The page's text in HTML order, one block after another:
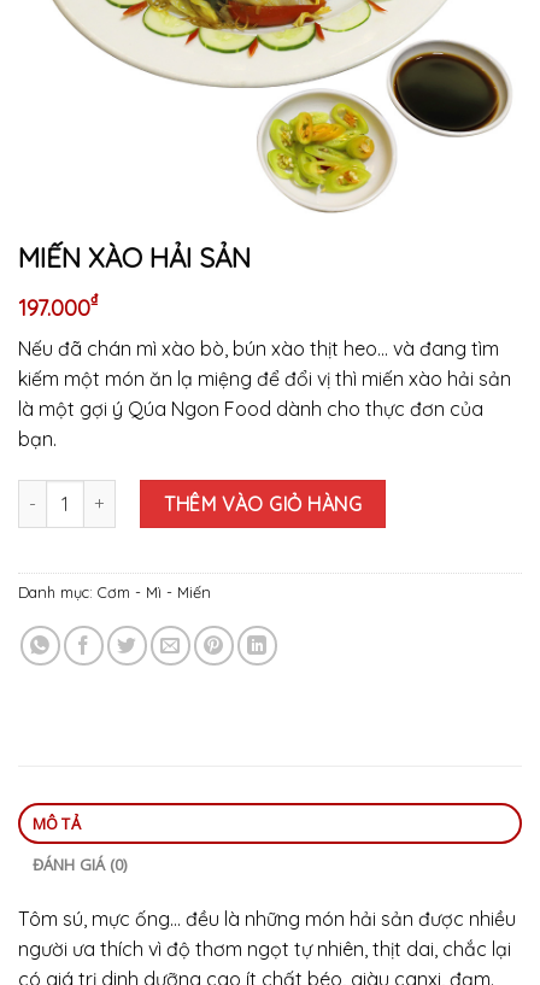
MIẾN XÀO HẢI SẢN
197.000₫
Nếu đã chán mì xào bò, bún xào thịt heo… và đang tìm
kiếm một món ăn lạ miệng để đổi vị thì miến xào hải sản
là một gợi ý Qúa Ngon Food dành cho thực đơn của
bạn.
MIẾN XÀO HẢI SẢN số lượngTHÊM VÀO GIỎ HÀNG
Danh mục: Cơm - Mì - Miến
MÔ TẢ
ĐÁNH GIÁ (0)
Tôm sú, mực ống… đều là những món hải sản được nhiều
người ưa thích vì độ thơm ngọt tự nhiên, thịt dai, chắc lại
có giá trị dinh dưỡng cao ít chất béo, giàu canxi, đạm.